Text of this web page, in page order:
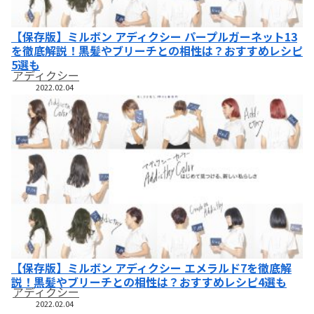
【保存版】ミルボン アディクシー パープルガーネット13
を徹底解説！黒髪やブリーチとの相性は？おすすめレシピ
5選も
アディクシー
2022.02.04
【保存版】ミルボン アディクシー エメラルド7を徹底解
説！黒髪やブリーチとの相性は？おすすめレシピ4選も
アディクシー
2022.02.04